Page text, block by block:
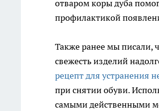
отваром коры дуба
профилактикой
Также ранее мы писали,
свежесть изделий
рецепт для устранения
при снятии обуви.
самыми действенными